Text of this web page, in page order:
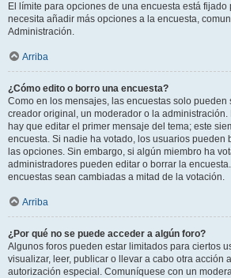
El límite para opciones de una encuesta está fijado
necesita añadir más opciones a la encuesta,
Administración.
Arriba
¿Cómo edito o borro una encuesta?
Como en los mensajes, las encuestas solo pueden
creador original, un moderador o la
hay que editar el primer mensaje del tema; este
encuesta. Si nadie ha votado, los usuarios pueden
las opciones. Sin embargo, si algún miembro ha
administradores pueden editar o borrar la
encuestas sean cambiadas a mitad de la votación.
Arriba
¿Por qué no se puede acceder a algún foro?
Algunos foros pueden estar limitados para ciertos
visualizar, leer, publicar o llevar a cabo otra acción
autorización especial. Comuníquese con un